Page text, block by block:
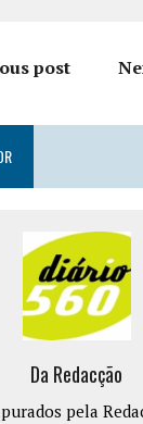
post
Da Redacção
pela